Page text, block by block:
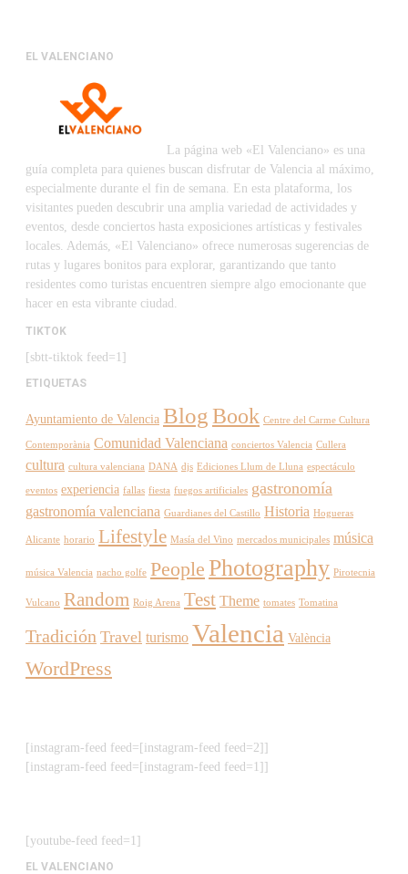
EL VALENCIANO
La página web «El Valenciano» es una
guía completa para quienes buscan disfrutar de Valencia al máximo,
especialmente durante el fin de semana. En esta plataforma, los
visitantes pueden descubrir una amplia variedad de actividades y
eventos, desde conciertos hasta exposiciones artísticas y festivales
locales. Además, «El Valenciano» ofrece numerosas sugerencias de
rutas y lugares bonitos para explorar, garantizando que tanto
residentes como turistas encuentren siempre algo emocionante que
hacer en esta vibrante ciudad.
TIKTOK
[sbtt-tiktok feed=1]
ETIQUETAS
Ayuntamiento de Valencia BlogBook Centre del Carme Cultura
Contemporània Comunidad Valenciana conciertos Valencia Cullera
cultura cultura valenciana DANA djs Ediciones Llum de Lluna espectáculo
eventos experiencia fallas fiesta fuegos artificiales gastronomía
gastronomía valenciana Guardianes del Castillo Historia Hogueras
Alicante horario Lifestyle Masía del Vino mercados municipales música
música Valencia nacho golfe People Photography Pirotecnia
Vulcano Random Roig Arena Test Theme tomates Tomatina
Tradición Travel turismo Valencia València
WordPress
[instagram-feed feed=[instagram-feed feed=2]]
[instagram-feed feed=[instagram-feed feed=1]]
[youtube-feed feed=1]
EL VALENCIANO